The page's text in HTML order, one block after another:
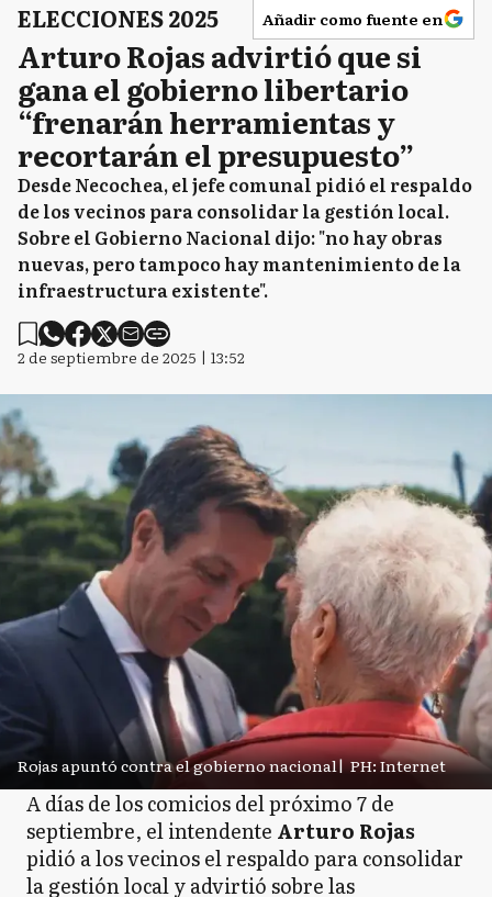
ELECCIONES 2025 Añadir como fuente en
Arturo Rojas advirtió que si
gana el gobierno libertario
“frenarán herramientas y
recortarán el presupuesto”
Desde Necochea, el jefe comunal pidió el respaldo
de los vecinos para consolidar la gestión local.
Sobre el Gobierno Nacional dijo: "no hay obras
nuevas, pero tampoco hay mantenimiento de la
infraestructura existente".
2 de septiembre de 2025 | 13:52
Rojas apuntó contra el gobierno nacional| PH: Internet
A días de los comicios del próximo 7 de
septiembre, el intendente Arturo Rojas
pidió a los vecinos el respaldo para consolidar
la gestión local y advirtió sobre las